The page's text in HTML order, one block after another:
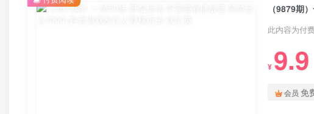
此内容为付
¥ 9.9
会员 免